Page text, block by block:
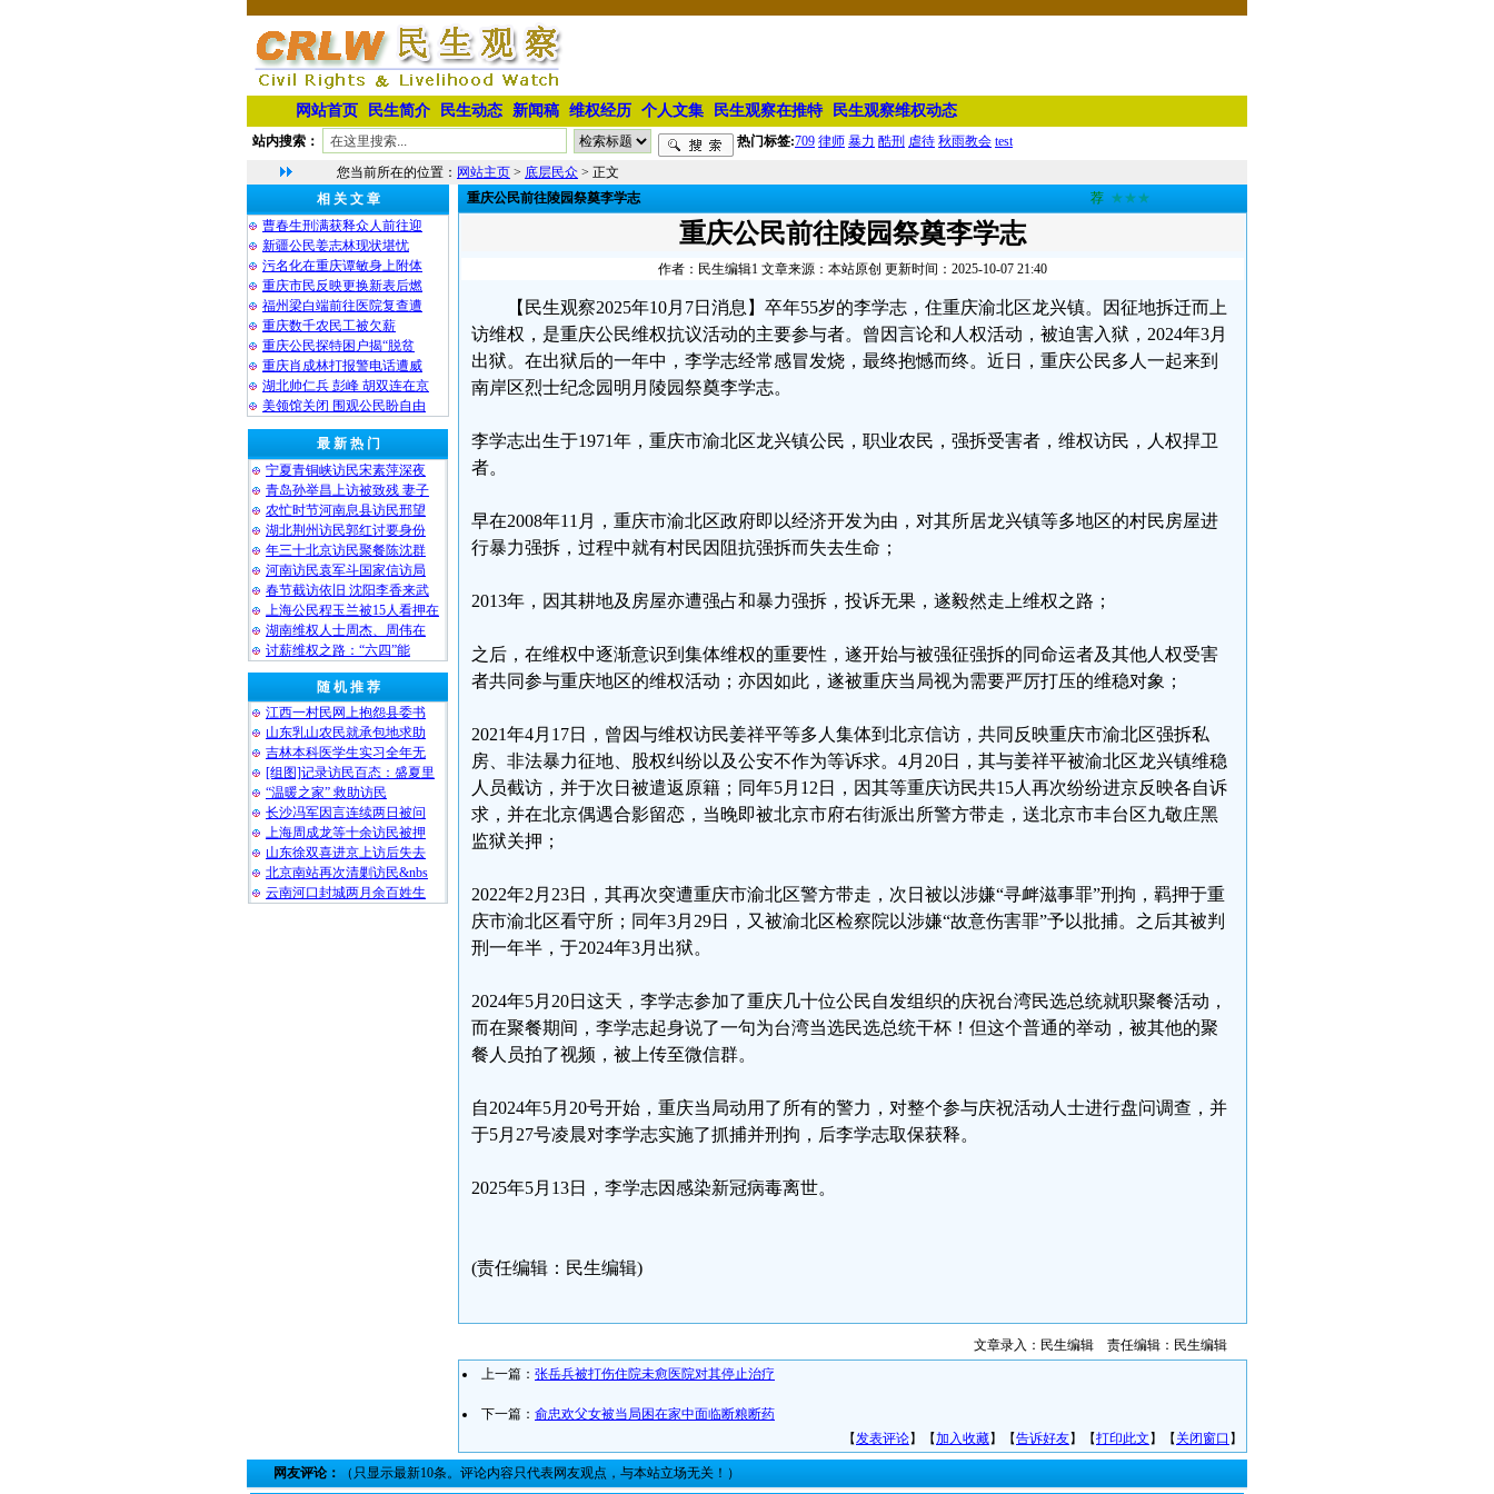
网站首页 民生简介 民生动态 新闻稿 维权经历 个人文集 民生观察在推特 民生观察维权动态
站内搜索： 热门标签:709 律师 暴力 酷刑 虐待 秋雨教会 test
您当前所在的位置： 网站主页 > 底层民众 > 正文
相 关 文 章
曹春生刑满获释众人前往迎
新疆公民姜志林现状堪忧
污名化在重庆谭敏身上附体
重庆市民反映更换新表后燃
福州梁白端前往医院复查遭
重庆数千农民工被欠薪
重庆公民探特困户揭“脱贫
重庆肖成林打报警电话遭威
湖北帅仁兵 彭峰 胡双连在京
美领馆关闭 围观公民盼自由
最 新 热 门
宁夏青铜峡访民宋素萍深夜
青岛孙举昌上访被致残 妻子
农忙时节河南息县访民邢望
湖北荆州访民郭红讨要身份
年三十北京访民聚餐陈沈群
河南访民袁军斗国家信访局
春节截访依旧 沈阳李香来武
上海公民程玉兰被15人看押在
湖南维权人士周杰、周伟在
讨薪维权之路：“六四”能
随 机 推 荐
江西一村民网上抱怨县委书
山东乳山农民就承包地求助
吉林本科医学生实习全年无
[组图]记录访民百态：盛夏里
“温暖之家” 救助访民
长沙冯军因言连续两日被问
上海周成龙等十余访民被押
山东徐双喜进京上访后失去
北京南站再次清剿访民&nbs
云南河口封城两月余百姓生
重庆公民前往陵园祭奠李学志 荐 ★★★
重庆公民前往陵园祭奠李学志
作者：民生编辑1 文章来源：本站原创 更新时间：2025-10-07 21:40
【民生观察2025年10月7日消息】卒年55岁的李学志，住重庆渝北区龙兴镇。因征地拆迁而上
访维权，是重庆公民维权抗议活动的主要参与者。曾因言论和人权活动，被迫害入狱，2024年3月
出狱。在出狱后的一年中，李学志经常感冒发烧，最终抱憾而终。近日，重庆公民多人一起来到
南岸区烈士纪念园明月陵园祭奠李学志。
李学志出生于1971年，重庆市渝北区龙兴镇公民，职业农民，强拆受害者，维权访民，人权捍卫
者。
早在2008年11月，重庆市渝北区政府即以经济开发为由，对其所居龙兴镇等多地区的村民房屋进
行暴力强拆，过程中就有村民因阻抗强拆而失去生命；
2013年，因其耕地及房屋亦遭强占和暴力强拆，投诉无果，遂毅然走上维权之路；
之后，在维权中逐渐意识到集体维权的重要性，遂开始与被强征强拆的同命运者及其他人权受害
者共同参与重庆地区的维权活动；亦因如此，遂被重庆当局视为需要严厉打压的维稳对象；
2021年4月17日，曾因与维权访民姜祥平等多人集体到北京信访，共同反映重庆市渝北区强拆私
房、非法暴力征地、股权纠纷以及公安不作为等诉求。4月20日，其与姜祥平被渝北区龙兴镇维稳
人员截访，并于次日被遣返原籍；同年5月12日，因其等重庆访民共15人再次纷纷进京反映各自诉
求，并在北京偶遇合影留恋，当晚即被北京市府右街派出所警方带走，送北京市丰台区九敬庄黑
监狱关押；
2022年2月23日，其再次突遭重庆市渝北区警方带走，次日被以涉嫌“寻衅滋事罪”刑拘，羁押于重
庆市渝北区看守所；同年3月29日，又被渝北区检察院以涉嫌“故意伤害罪”予以批捕。之后其被判
刑一年半，于2024年3月出狱。
2024年5月20日这天，李学志参加了重庆几十位公民自发组织的庆祝台湾民选总统就职聚餐活动，
而在聚餐期间，李学志起身说了一句为台湾当选民选总统干杯！但这个普通的举动，被其他的聚
餐人员拍了视频，被上传至微信群。
自2024年5月20号开始，重庆当局动用了所有的警力，对整个参与庆祝活动人士进行盘问调查，并
于5月27号凌晨对李学志实施了抓捕并刑拘，后李学志取保获释。
2025年5月13日，李学志因感染新冠病毒离世。
(责任编辑：民生编辑)
文章录入：民生编辑 责任编辑：民生编辑
上一篇： 张岳兵被打伤住院未愈医院对其停止治疗
下一篇： 俞忠欢父女被当局困在家中面临断粮断药
【发表评论】【加入收藏】【告诉好友】【打印此文 】【 关闭窗口 】
网友评论： （只显示最新10条。评论内容只代表网友观点，与本站立场无关！）